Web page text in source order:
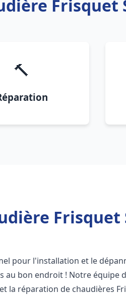
Frisquet
🔨
Frisquet
pour l'installation et le
au bon endroit ! Notre équipe
la réparation de chaudières